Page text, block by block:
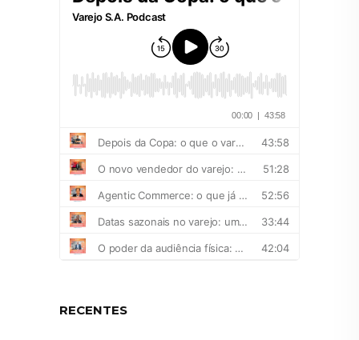
RECENTES